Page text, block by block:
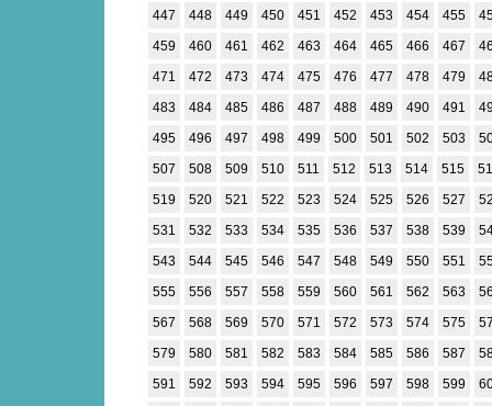
447
448 449 450 451 452 453 454 455
459
460 461 462 463 464 465 466 467
471
472 473 474 475 476 477 478 479
483
484 485 486 487 488 489 490 491
495
496 497 498 499 500 501 502 503
507
508 509 510 511 512 513 514 515
519
520 521 522 523 524 525 526 527
531
532 533 534 535 536 537 538 539
543
544 545 546 547 548 549 550 551
555
556 557 558 559 560 561 562 563
567
568 569 570 571 572 573 574 575
579
580 581 582 583 584 585 586 587
591
592 593 594 595 596 597 598 599